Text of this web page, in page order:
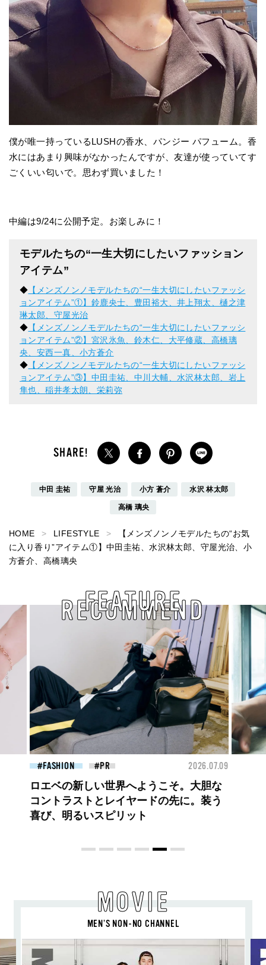
僕が唯一持っているLUSHの香水、パンジー パフューム。香
水にはあまり興味がなかったんですが、友達が使っていてす
ごくいい匂いで。思わず買いました！
中編は9/24に公開予定。お楽しみに！
モデルたちの“一生大切にしたいファッション
アイテム”
◆ 【メンズノンノモデルたちの“一生大切にしたいファッシ
ョンアイテム”①】鈴鹿央士、豊田裕大、井上翔太、樋之津
琳太郎、守屋光治
◆ 【メンズノンノモデルたちの“一生大切にしたいファッシ
ョンアイテム”②】宮沢氷魚、鈴木仁、大平修蔵、高橋璃
央、安西一真、小方蒼介
◆ 【メンズノンノモデルたちの“一生大切にしたいファッシ
ョンアイテム”③】中田圭祐、中川大輔、水沢林太郎、岩上
隼也、稲井孝太朗、栄莉弥
中田 圭祐 守屋 光治 小方 蒼介 水沢 林太郎
高橋 璃央
HOME LIFESTYLE
【メンズノンノモデルたちの“お気
に入り香り”アイテム①】中田圭祐、水沢林太郎、守屋光治、小
方蒼介、高橋璃央
RECOMMEND
FEATURE
BEAUTY 2026.07.27
大胆不敵で、どこまでも自由。
BALLISTIK BOYZ 砂田将宏がまとう
COACHの新作フレグランス「コーチ ピ
MOVIE
MEN’S NON-NO CHANNEL